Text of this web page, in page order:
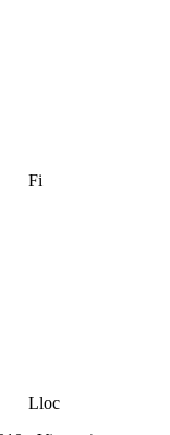
Fi
Lloc